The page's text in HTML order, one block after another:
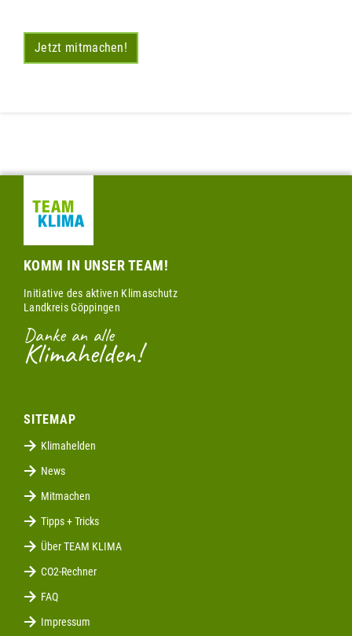
Jetzt mitmachen!
KOMM IN UNSER TEAM!
Initiative des aktiven Klimaschutz
Landkreis Göppingen
Danke an alle
Klimahelden!
SITEMAP
Klimahelden
News
Mitmachen
Tipps + Tricks
Über TEAM KLIMA
CO2-Rechner
FAQ
Impressum